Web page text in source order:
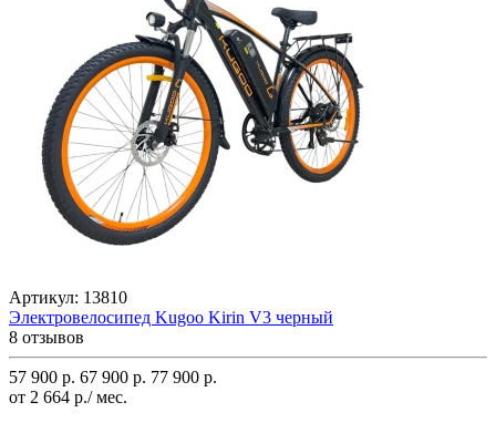
Артикул: 13810
Электровелосипед Kugoo Kirin V3 черный
8 отзывов
57 900 р. 67 900 р. 77 900 р.
от 2 664 р./ мес.